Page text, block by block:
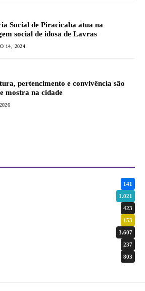
Social de Piracicaba atua na
social de idosa de Lavras
14, 2024
pertencimento e convivência são
mostra na cidade
141
1.021
423
153
3.607
237
803